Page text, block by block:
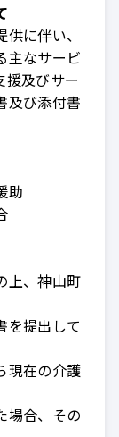
に伴い、
主なサービ
援及びサー
及び添付書
助
上、神山町
を提出して
現在の介護
場合、その